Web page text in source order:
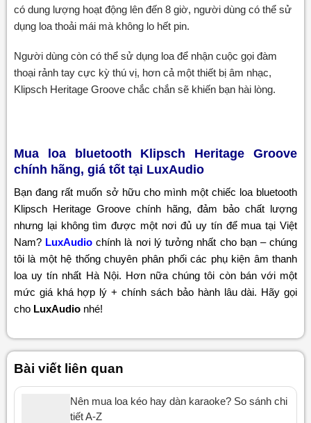
có dung lượng hoạt động lên đến 8 giờ, người dùng có thể sử
dụng loa thoải mái mà không lo hết pin.
Người dùng còn có thể sử dụng loa để nhận cuộc gọi đàm
thoại rảnh tay cực kỳ thú vị, hơn cả một thiết bị âm nhạc,
Klipsch Heritage Groove chắc chắn sẽ khiến bạn hài lòng.
Mua loa bluetooth Klipsch Heritage Groove
chính hãng, giá tốt tại LuxAudio
Bạn đang rất muốn sở hữu cho mình một chiếc loa bluetooth
Klipsch Heritage Groove chính hãng, đảm bảo chất lượng
nhưng lại không tìm được một nơi đủ uy tín để mua tại Việt
Nam? LuxAudio chính là nơi lý tưởng nhất cho bạn – chúng
tôi là một hệ thống chuyên phân phối các phụ kiện âm thanh
loa uy tín nhất Hà Nội. Hơn nữa chúng tôi còn bán với một
mức giá khá hợp lý + chính sách bảo hành lâu dài. Hãy gọi
cho LuxAudionhé!
Bài viết liên quan
Nên mua loa kéo hay dàn karaoke? So sánh chi
tiết A-Z